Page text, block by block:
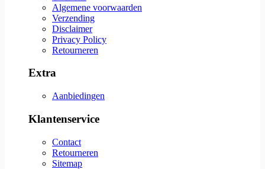
Algemene voorwaarden
Verzending
Disclaimer
Privacy Policy
Retourneren
Extra
Aanbiedingen
Klantenservice
Contact
Retourneren
Sitemap